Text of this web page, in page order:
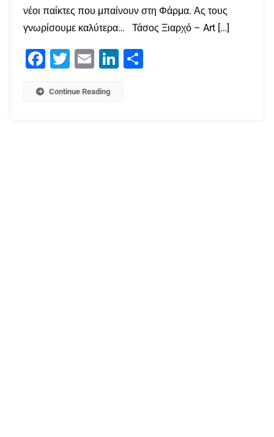
νέοι παίκτες που μπαίνουν στη Φάρμα. Ας τους
γνωρίσουμε καλύτερα… Τάσος Ξιαρχό – Art […]
Facebook
Twitter Email LinkedIn
Continue Reading